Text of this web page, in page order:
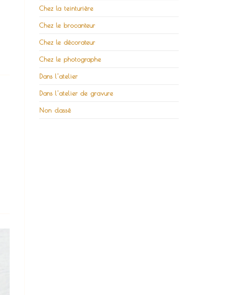
Chez la teinturière
Chez le brocanteur
Chez le décorateur
Chez le photographe
Dans l'atelier
Dans l'atelier de gravure
Non classé